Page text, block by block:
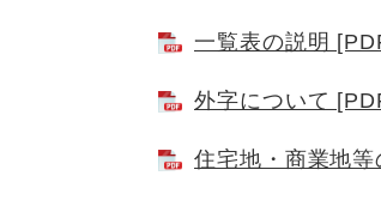
一覧表の説明
外字について
住宅地・商業地